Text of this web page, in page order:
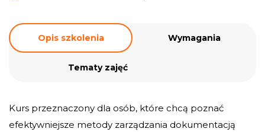
Opis szkolenia Wymagania
Tematy zajęć
Kurs przeznaczony dla osób, które chcą poznać
efektywniejsze metody zarządzania dokumentacją